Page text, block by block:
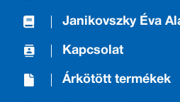
Janikovszky Éva
Kapcsolat
Árkötött termékek